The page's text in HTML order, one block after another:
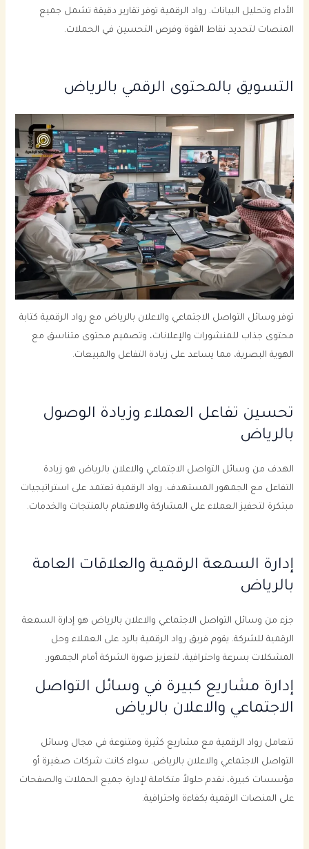
الأداء وتحليل البيانات. رواد الرقمية توفر تقارير دقيقة تشمل جميع
المنصات لتحديد نقاط القوة وفرص التحسين في الحملات.
التسويق بالمحتوى الرقمي بالرياض
توفر وسائل التواصل الاجتماعي والاعلان بالرياض مع رواد الرقمية كتابة
محتوى جذاب للمنشورات والإعلانات، وتصميم محتوى متناسق مع
الهوية البصرية، مما يساعد على زيادة التفاعل والمبيعات.
تحسين تفاعل العملاء وزيادة الوصول
بالرياض
الهدف من وسائل التواصل الاجتماعي والاعلان بالرياض هو زيادة
التفاعل مع الجمهور المستهدف. رواد الرقمية تعتمد على استراتيجيات
مبتكرة لتحفيز العملاء على المشاركة والاهتمام بالمنتجات والخدمات.
إدارة السمعة الرقمية والعلاقات العامة
بالرياض
جزء من وسائل التواصل الاجتماعي والاعلان بالرياض هو إدارة السمعة
الرقمية للشركة. يقوم فريق رواد الرقمية بالرد على العملاء وحل
المشكلات بسرعة واحترافية، لتعزيز صورة الشركة أمام الجمهور.
إدارة مشاريع كبيرة في وسائل التواصل
الاجتماعي والاعلان بالرياض
تتعامل رواد الرقمية مع مشاريع كثيرة ومتنوعة في مجال وسائل
التواصل الاجتماعي والاعلان بالرياض. سواء كانت شركات صغيرة أو
مؤسسات كبيرة، نقدم حلولاً متكاملة لإدارة جميع الحملات والصفحات
على المنصات الرقمية بكفاءة واحترافية.